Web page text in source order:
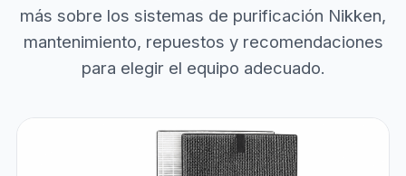
más sobre los sistemas de purificación Nikken,
mantenimiento, repuestos y recomendaciones
para elegir el equipo adecuado.